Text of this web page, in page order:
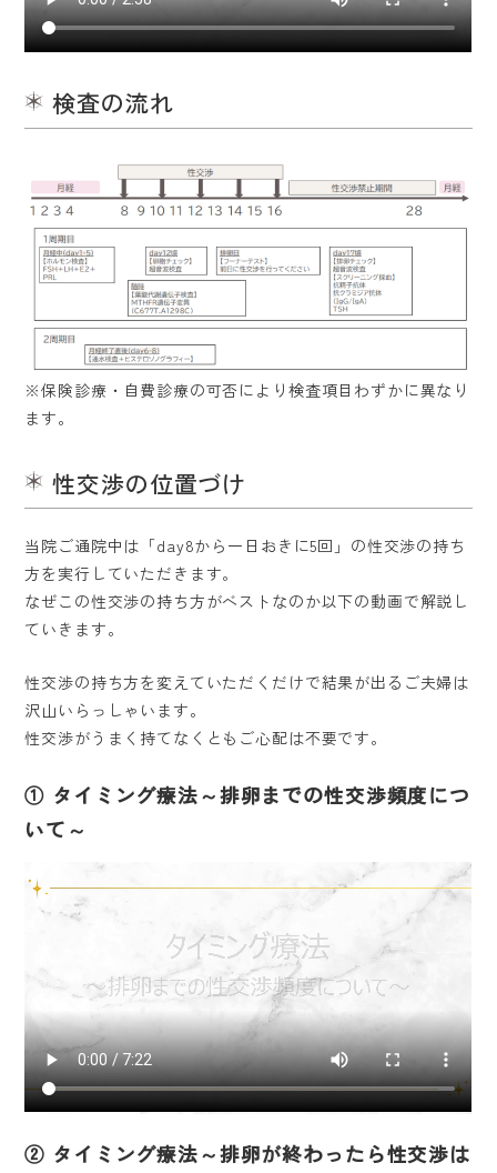
検査の流れ
※保険診療・自費診療の可否により検査項目わずかに異なり
ます。
性交渉の位置づけ
当院ご通院中は「day8から一日おきに5回」の性交渉の持ち
方を実行していただきます。​
なぜこの性交渉の持ち方がベストなのか以下の動画で解説し
ていきます。
性交渉の持ち方を変えていただくだけで結果が出るご夫婦は
沢山いらっしゃいます。
性交渉がうまく持てなくともご心配は不要です。
① タイミング療法～排卵までの性交渉頻度につ
いて～
② タイミング療法～排卵が終わったら性交渉は
不妊治療
料金表
よくある質問
通院中の方
WEB予約